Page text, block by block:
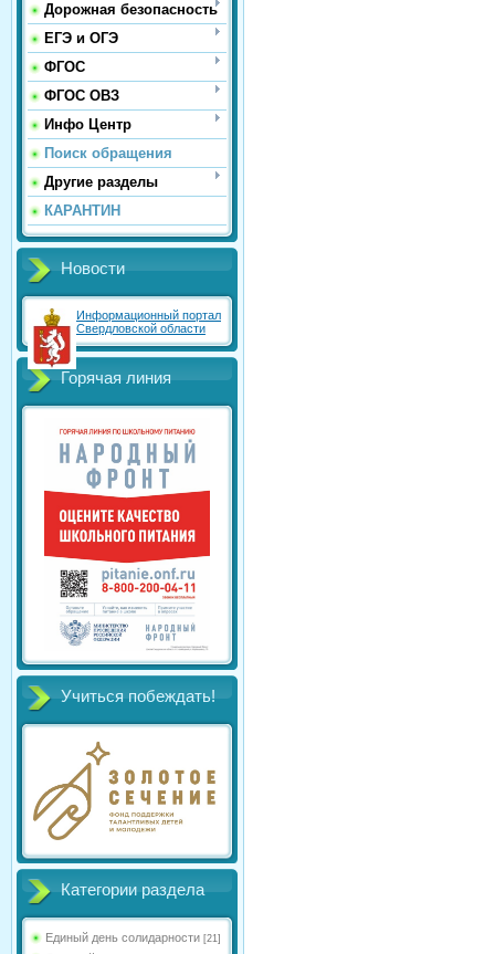
Дорожная безопасность
ЕГЭ и ОГЭ
ФГОС
ФГОС ОВЗ
Инфо Центр
Поиск обращения
Другие разделы
КАРАНТИН
Новости
Информационный портал
Свердловской области
Горячая линия
Учиться побеждать!
Категории раздела
Единый день солидарности [21]